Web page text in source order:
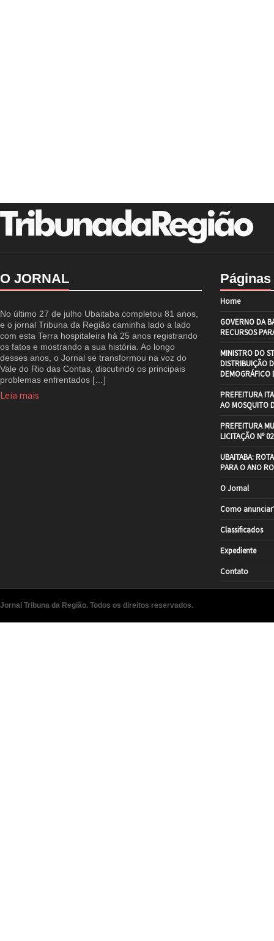
O JORNAL
No último 27 de julho Ubaitaba completou 81 anos,
e o jornal Tribuna da Região caminha lado a lado
com esta Terra hospitaleira há 25 anos registrando
os fatos e mostrando a sua história. Ao longo
desses anos, o Jornal se transformou na voz do
Vale do Rio das Contas, discutindo os principais
problemas enfrentados […]
Leia mais
Páginas
Home
GOVERNO DA
RECURSOS
MINISTRO DO
DISTRIBUIÇÃO
DEMOGRÁFICO
PREFEITURA
AO MOSQUITO
PREFEITURA
LICITAÇÃO Nº
UBAITABA:
PARA O ANO
O Jornal
Como
Classificados
Expediente
Contato
Jornal Tribuna da Região. Todos os direitos reservados.